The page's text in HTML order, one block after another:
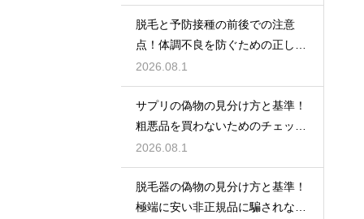
脱毛と予防接種の前後での注意
点！体調不良を防ぐための正しい
スケジュール
2026.08.1
サプリの偽物の見分け方と基準！
粗悪品を買わないためのチェック
術
2026.08.1
脱毛器の偽物の見分け方と基準！
極端に安い非正規品に騙されない